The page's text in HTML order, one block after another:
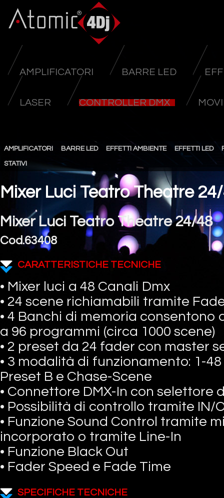
AMPLIFICATORI BARRE LED
LASER CONTROLLER DMX
AMPLIFICATORI BARRE LED EFFETTI AMBIENTE EFFETTI LED
STATIVI
Mixer Luci Teatro Theatre
Mixer Luci Teatro Theatre 24/48
Cod.63408
CARATTERISTICHE TECNICHE
• Mixer luci a 48 Canali Dmx
• 24 scene richiamabili tramite
• 4 Banchi di memoria consentono
a 96 programmi (circa 1000 scene)
• 2 preset da 24 fader con master
• 3 modalità di funzionamento: 1-
Preset B e Chase-Scene
• Connettore DMX-In con selettore
• Possibilità di controllo tramite IN/
• Funzione Sound Control tramite
incorporato o tramite Line-In
• Funzione Black Out
• Fader Speed e Fade Time
SPECIFICHE TECNICHE